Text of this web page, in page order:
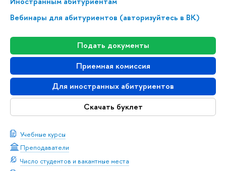
Вебинары для абитуриентов (авторизуйтесь в ВК)
Подать документы
Приемная комиссия
Для иностранных абитуриентов
Скачать буклет
Учебные курсы
Преподаватели
Число студентов и вакантные места